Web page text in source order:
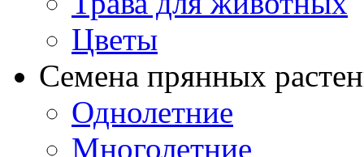
Цветы
Семена прянных
Однолетние
Многолетние